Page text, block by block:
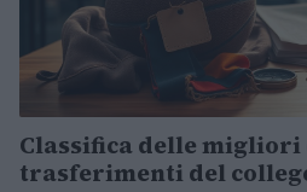
Classifica delle
trasferimenti del